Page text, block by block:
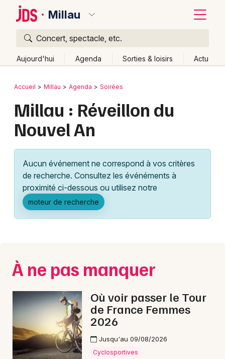
Millau
Concert, spectacle, etc.
Aujourd'hui Agenda Sorties & loisirs Actu
Publier un événement
Grands événements
Activité & Expérience
Manifestations
Foires & salons
Concerts
Sports
Sorties famille
Bordeaux
Colmar
Lille
Lyon
Marseille
Mulhouse
Nice
Paris
Strasbourg
Toulouse
Toutes les villes
Retour
Accueil Millau Agenda Soirées
Millau : Réveillon du
Nouvel An
Aucun événement ne correspond à vos critères
de recherche. Consultez les événéments à
proximité ci-dessous ou utilisez notre
moteur de recherche
À ne pas manquer
Où voir passer le Tour
de France Femmes
2026
Jusqu'au 09/08/2026
Cyclosportives
Quoi ?
Où ?
Partout
Près de moi Changer de lieu
Quand ?
Aujourd'hui
Demain Ce week-end Autre